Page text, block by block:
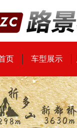
页 车型展示